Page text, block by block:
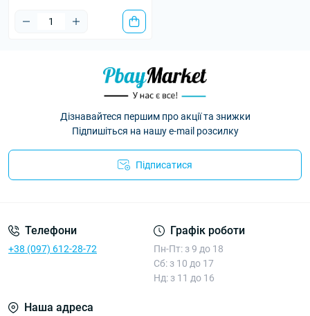
Дізнавайтеся першим про акції та знижки
Підпишіться на нашу e-mail розсилку
Підписатися
Телефони
+38 (097) 612-28-72
Графік роботи
Пн-Пт: з 9 до 18
Сб: з 10 до 17
Нд: з 11 до 16
Наша адреса